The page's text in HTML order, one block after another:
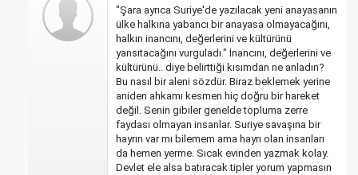
"Şara ayrıca Suriye'de yazılacak yeni anayasanın
ülke halkına yabancı bir anayasa olmayacağını,
halkın inancını, değerlerini ve kültürünü
yansıtacağını vurguladı." İnancını, değerlerini ve
kültürünü.. diye belirttiği kısımdan ne anladın?
Bu nasıl bir aleni sözdür. Biraz beklemek yerine
aniden ahkamı kesmen hiç doğru bir hareket
değil. Senin gibiler genelde topluma zerre
faydası olmayan insanlar. Suriye savaşına bir
hayrın var mı bilemem ama hayrı olan insanları
da hemen yerme. Sıcak evinden yazmak kolay.
Devlet ele alsa batıracak tipler yorum yapmasın